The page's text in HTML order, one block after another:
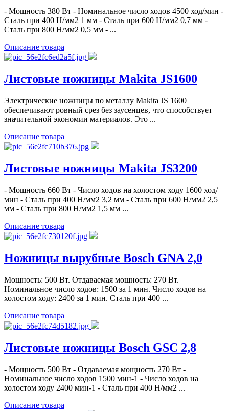
- Мощность 380 Вт - Номинальное число ходов 4500 ход/мин -
Сталь при 400 Н/мм2 1 мм - Сталь при 600 Н/мм2 0,7 мм -
Сталь при 800 Н/мм2 0,5 мм - ...
Описание товара
Листовые ножницы Makita JS1600
Электрические ножницы по металлу Makita JS 1600
обеспечивают ровный срез без заусенцев, что способствует
значительной экономии материалов. Это ...
Описание товара
Листовые ножницы Makita JS3200
- Мощность 660 Вт - Число ходов на холостом ходу 1600 ход/
мин - Сталь при 400 Н/мм2 3,2 мм - Сталь при 600 Н/мм2 2,5
мм - Сталь при 800 Н/мм2 1,5 мм ...
Описание товара
Ножницы вырубные Bosch GNA 2,0
Мощность: 500 Вт. Отдаваемая мощность: 270 Вт.
Номинальное число ходов: 1500 за 1 мин. Число ходов на
холостом ходу: 2400 за 1 мин. Сталь при 400 ...
Описание товара
Листовые ножницы Bosch GSC 2,8
- Мощность 500 Вт - Отдаваемая мощность 270 Вт -
Номинальное число ходов 1500 мин-1 - Число ходов на
холостом ходу 2400 мин-1 - Сталь при 400 Н/мм2 ...
Описание товара